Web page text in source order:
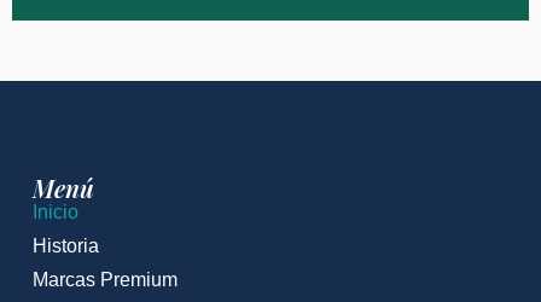
Menú
Inicio
Historia
Marcas Premium